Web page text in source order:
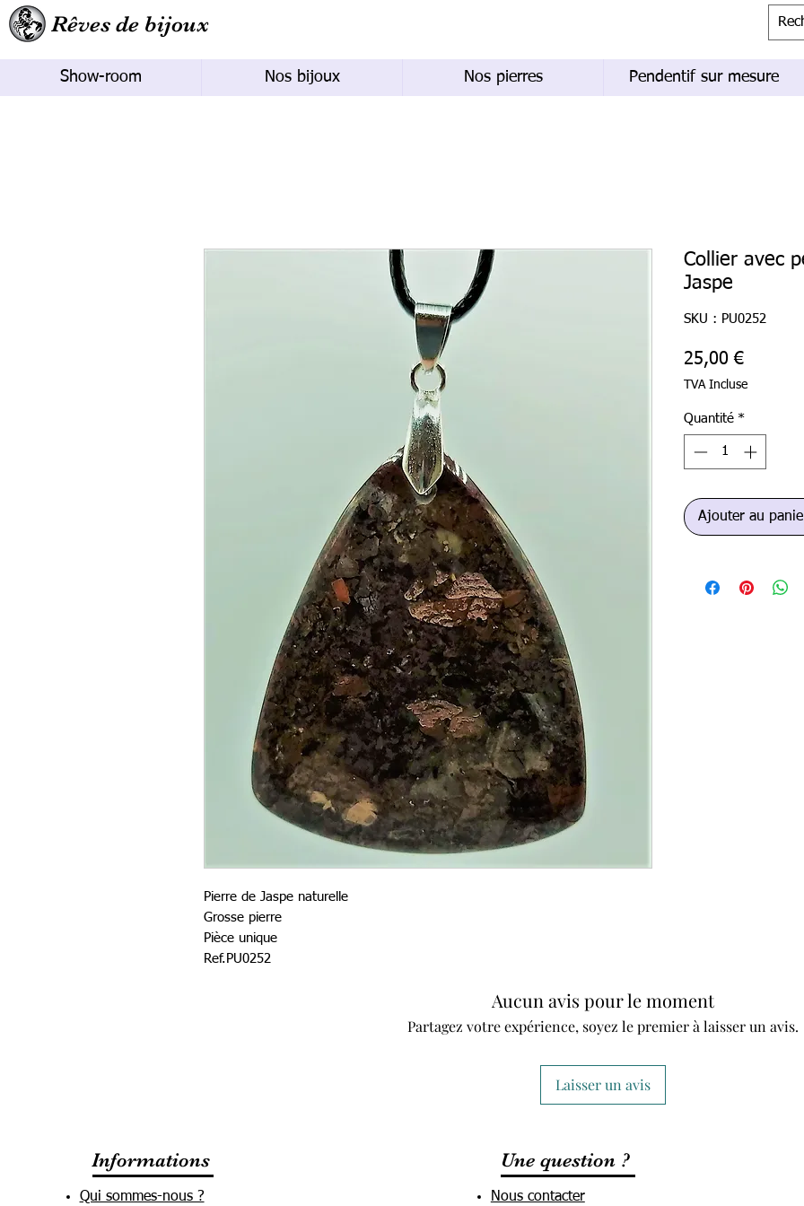
Rêves de bijoux
Show-room Nos bijoux Nos pierres Pendentif sur mesure
Pierre de Jaspe naturelle
Grosse pierre
Pièce unique
Ref.PU0252
Collier avec
Jaspe
SKU : PU0252
25,00 €Prix
TVA Incluse
Quantité *
Ajouter au
Aucun avis pour le moment
Partagez votre expérience, soyez le premier à laisser un avis.
Laisser un avis
Informations
Qui sommes-nous ?
Une question ?
Nous contacter